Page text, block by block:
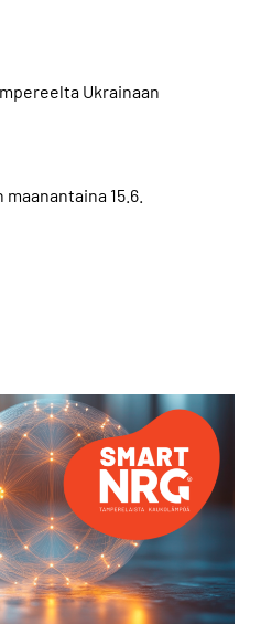
Ukrainaan
15.6.